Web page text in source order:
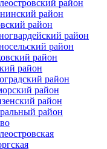
район
район
район
район
район
район
район
район
район
район
район